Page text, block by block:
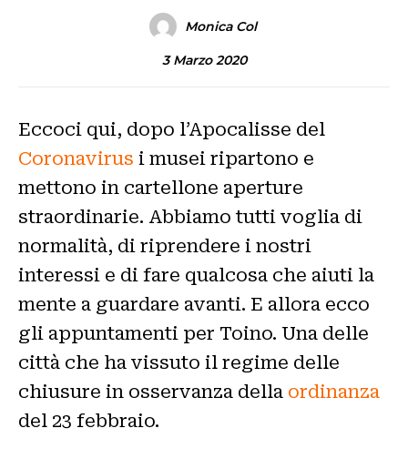
Monica Col
3 Marzo 2020
Eccoci qui, dopo l’Apocalisse del
Coronavirus i musei ripartono e
mettono in cartellone aperture
straordinarie. Abbiamo tutti voglia di
normalità, di riprendere i nostri
interessi e di fare qualcosa che aiuti la
mente a guardare avanti. E allora ecco
gli appuntamenti per Toino. Una delle
città che ha vissuto il regime delle
chiusure in osservanza della ordinanza
del 23 febbraio.